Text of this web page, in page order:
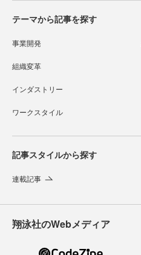
テーマから記事を探す
事業開発
組織変革
インダストリー
ワークスタイル
記事スタイルから探す
連載記事
翔泳社のWebメディア